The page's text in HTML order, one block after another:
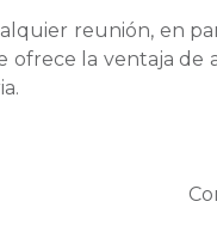
reunión, en
ofrece la ventaja de